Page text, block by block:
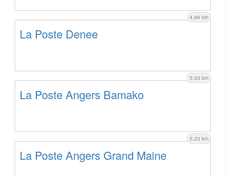
4,86 km
La Poste Denee
5,03 km
La Poste Angers Bamako
5,23 km
La Poste Angers Grand Maine